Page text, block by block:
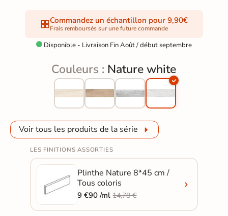
Commandez un échantillon pour 9,90€
Frais remboursés sur une future commande
 Disponible - Livraison Fin Août / début septembre
Couleurs : Nature white
Voir tous les produits de la série
LES FINITIONS ASSORTIES
Plinthe Nature 8*45 cm /
Tous coloris
9 €90 /ml14,78 €